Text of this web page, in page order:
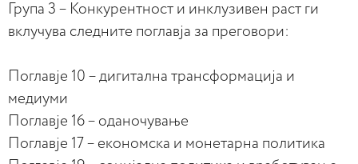
Група 3 – Конкурентност и инклузивен раст ги
вклучува следните поглавја за преговори:
Поглавје 10 – дигитална трансформација и
медиуми
Поглавје 16 – оданочување
Поглавје 17 – економска и монетарна политика